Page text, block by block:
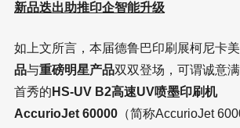
新品迭出助推印企智能升级
如上文所言，本届德鲁巴印刷展柯尼卡
品与重磅明星产品双双登场，可谓诚意
首秀的 HS-UV B2高速UV喷墨印刷机
AccurioJet 60000 （简称AccurioJet